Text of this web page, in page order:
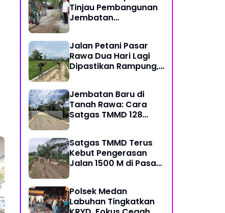
Tinjau Pembangunan
Jembatan
Jalan Petani Pasar
Rawa Dua Hari Lagi
Dipastikan Rampung,
Jembatan Baru di
Tanah Rawa: Cara
Satgas TMMD 128
Satgas TMMD Terus
Kebut Pengerasan
Jalan 1500 M di Pasar
Warga
Polsek Medan
Labuhan Tingkatkan